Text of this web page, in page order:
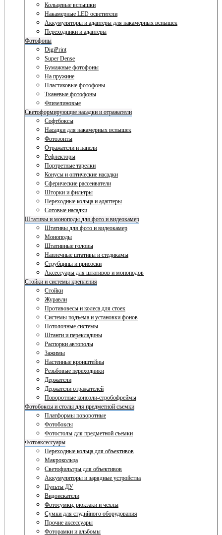
Кольцевые вспышки
Накамерные LED осветители
Аккумуляторы и адаптеры для накамерных вспышек
Переходники и адаптеры
Фотофоны
DigiPrint
Super Dense
Бумажные фотофоны
На пружине
Пластиковые фотофоны
Тканевые фотофоны
Флизелиновые
Светоформирующие насадки и отражатели
Софтбоксы
Насадки для накамерных вспышек
Фотозонты
Отражатели и панели
Рефлекторы
Портретные тарелки
Конусы и оптические насадки
Сферические рассеиватели
Шторки и фильтры
Переходные кольца и адаптеры
Сотовые насадки
Штативы и моноподы для фото и видеокамер
Штативы для фото и видеокамер
Моноподы
Штативные головы
Наплечные штативы и стедикамы
Струбцины и присоски
Аксессуары для штативов и моноподов
Стойки и системы крепления
Стойки
Журавли
Противовесы и колеса для стоек
Системы подъема и установки фонов
Потолочные системы
Штанги и перекладины
Распорки автополы
Зажимы
Настенные кронштейны
Резьбовые переходники
Держатели
Держатели отражателей
Поворотные консоли-стробофреймы
Фотобоксы и столы для предметной съемки
Платформы поворотные
Фотобоксы
Фотостолы для предметной съемки
Фотоаксессуары
Переходные кольца для объективов
Макрокольца
Светофильтры для объективов
Аккумуляторы и зарядные устройства
Пульты ДУ
Видоискатели
Фотосумки, рюкзаки и чехлы
Сумки для студийного оборудования
Прочие аксессуары
Фоторамки и альбомы